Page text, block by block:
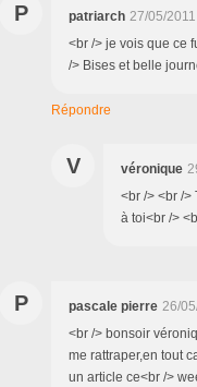
P patriarch 27/05/
<br /> je vois que ce
/> Bises et belle
Répondre
V véronique
<br /> <br />
à toi<br />
P pascale pierre 26/
<br /> bonsoir
me rattraper,en tout
un article ce<br />